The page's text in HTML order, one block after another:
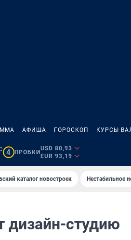
АФИША ГОРОСКОП КУРСЫ
4 ПРОБКИ
USD 80,93
EUR 93,19
каталог новостроек Нестабильное
студию